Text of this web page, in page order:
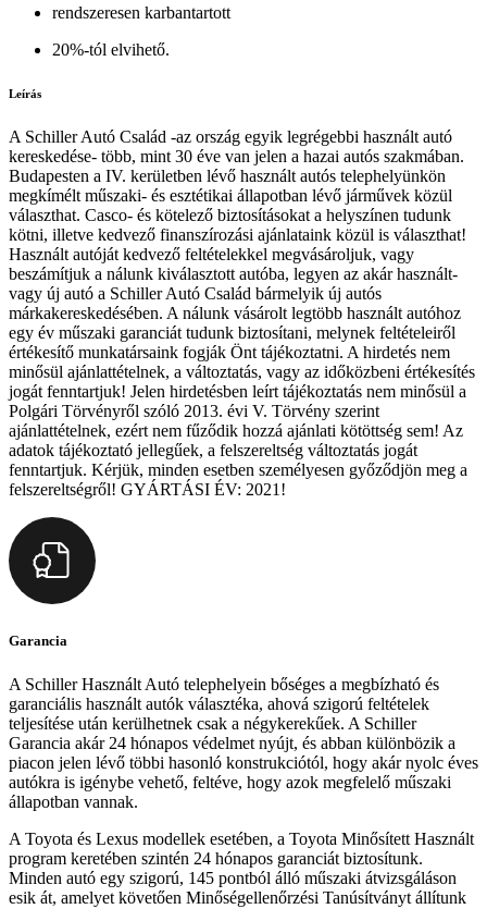
rendszeresen karbantartott
20%-tól elvihető.
Leírás
A Schiller Autó Család -az ország egyik legrégebbi használt autó
kereskedése- több, mint 30 éve van jelen a hazai autós szakmában.
Budapesten a IV. kerületben lévő használt autós telephelyünkön
megkímélt műszaki- és esztétikai állapotban lévő járművek közül
választhat. Casco- és kötelező biztosításokat a helyszínen tudunk
kötni, illetve kedvező finanszírozási ajánlataink közül is választhat!
Használt autóját kedvező feltételekkel megvásároljuk, vagy
beszámítjuk a nálunk kiválasztott autóba, legyen az akár használt-
vagy új autó a Schiller Autó Család bármelyik új autós
márkakereskedésében. A nálunk vásárolt legtöbb használt autóhoz
egy év műszaki garanciát tudunk biztosítani, melynek feltételeiről
értékesítő munkatársaink fogják Önt tájékoztatni. A hirdetés nem
minősül ajánlattételnek, a változtatás, vagy az időközbeni értékesítés
jogát fenntartjuk! Jelen hirdetésben leírt tájékoztatás nem minősül a
Polgári Törvényről szóló 2013. évi V. Törvény szerint
ajánlattételnek, ezért nem fűződik hozzá ajánlati kötöttség sem! Az
adatok tájékoztató jellegűek, a felszereltség változtatás jogát
fenntartjuk. Kérjük, minden esetben személyesen győződjön meg a
felszereltségről! GYÁRTÁSI ÉV: 2021!
Garancia
A Schiller Használt Autó telephelyein bőséges a megbízható és
garanciális használt autók választéka, ahová szigorú feltételek
teljesítése után kerülhetnek csak a négykerekűek. A Schiller
Garancia akár 24 hónapos védelmet nyújt, és abban különbözik a
piacon jelen lévő többi hasonló konstrukciótól, hogy akár nyolc éves
autókra is igénybe vehető, feltéve, hogy azok megfelelő műszaki
állapotban vannak.
A Toyota és Lexus modellek esetében, a Toyota Minősített Használt
program keretében szintén 24 hónapos garanciát biztosítunk.
Minden autó egy szigorú, 145 pontból álló műszaki átvizsgáláson
esik át, amelyet követően Minőségellenőrzési Tanúsítványt állítunk